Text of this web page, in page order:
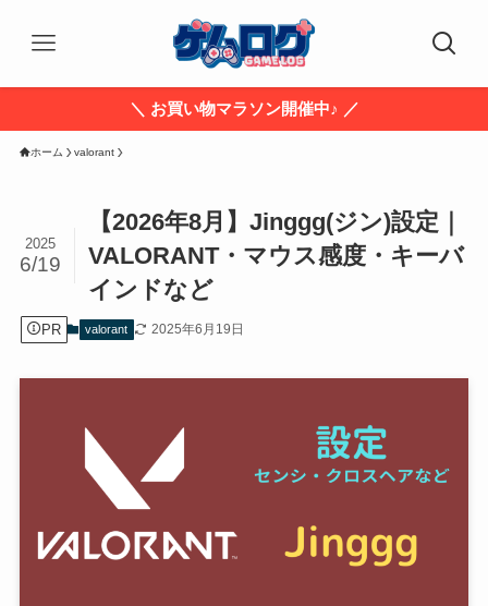
＼ お買い物マラソン開催中♪ ／
ホーム valorant
【2026年8月】Jinggg(ジン)設定｜
VALORANT・マウス感度・キーバ
インドなど
2025
6/19
PR valorant 2025年6月19日